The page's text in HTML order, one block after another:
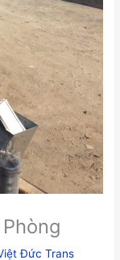
Đức Trans